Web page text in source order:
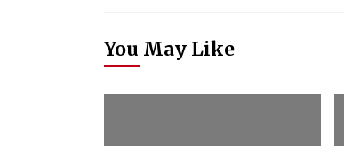
You May Like